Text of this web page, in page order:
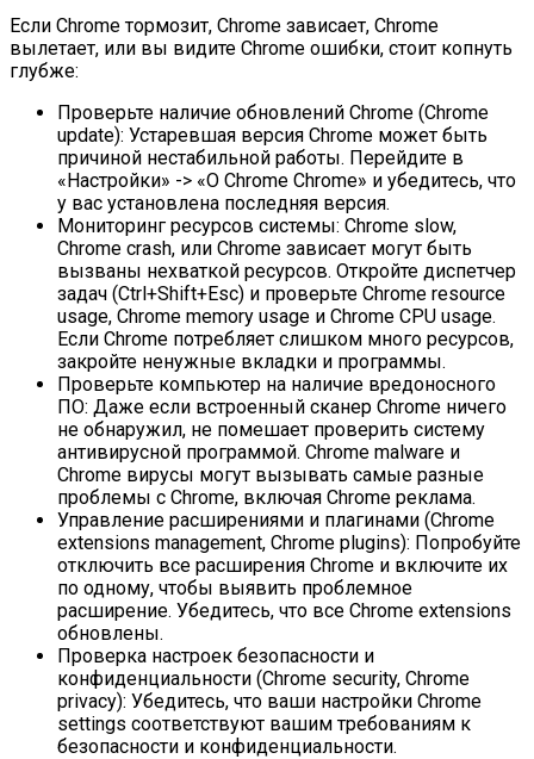
Если Chrome тормозит, Chrome зависает, Chrome
вылетает, или вы видите Chrome ошибки, стоит копнуть
глубже:
Проверьте наличие обновлений Chrome (Chrome
update): Устаревшая версия Chrome может быть
причиной нестабильной работы. Перейдите в
«Настройки» -> «О Chrome Chrome» и убедитесь, что
у вас установлена последняя версия.
Мониторинг ресурсов системы: Chrome slow,
Chrome crash, или Chrome зависает могут быть
вызваны нехваткой ресурсов. Откройте диспетчер
задач (Ctrl+Shift+Esc) и проверьте Chrome resource
usage, Chrome memory usage и Chrome CPU usage.
Если Chrome потребляет слишком много ресурсов,
закройте ненужные вкладки и программы.
Проверьте компьютер на наличие вредоносного
ПО: Даже если встроенный сканер Chrome ничего
не обнаружил, не помешает проверить систему
антивирусной программой. Chrome malware и
Chrome вирусы могут вызывать самые разные
проблемы с Chrome, включая Chrome реклама.
Управление расширениями и плагинами (Chrome
extensions management, Chrome plugins): Попробуйте
отключить все расширения Chrome и включите их
по одному, чтобы выявить проблемное
расширение. Убедитесь, что все Chrome extensions
обновлены.
Проверка настроек безопасности и
конфиденциальности (Chrome security, Chrome
privacy): Убедитесь, что ваши настройки Chrome
settings соответствуют вашим требованиям к
безопасности и конфиденциальности.